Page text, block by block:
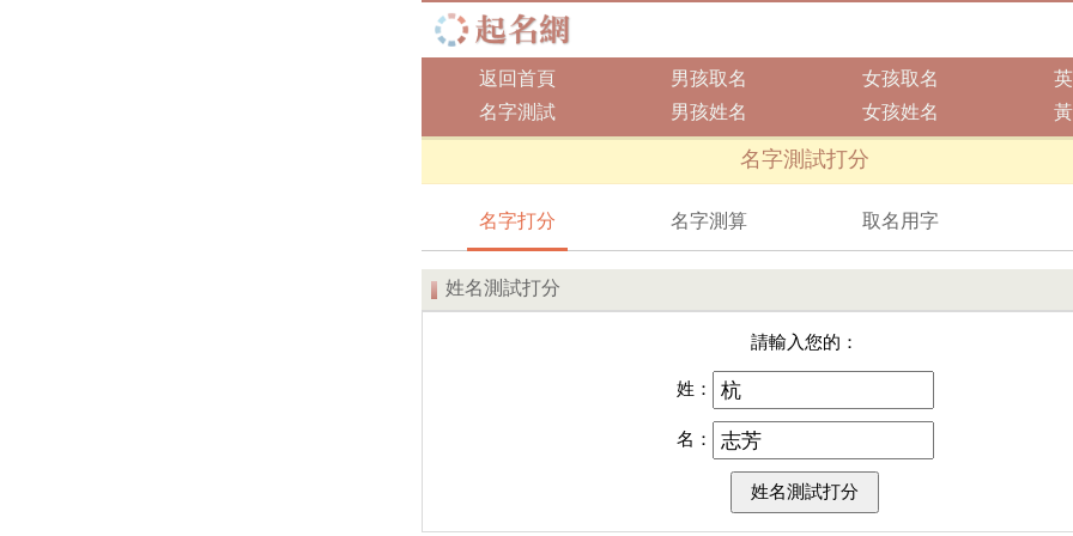
返回首頁 男孩取名 女孩取名
名字測試
男孩姓名 女孩姓名
名字測試打分
名字打分 名字測算 取名用字
姓名測試打分
請輸入您的：
姓：
名：